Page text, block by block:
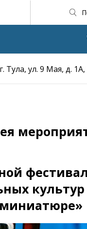
Тула, ул. 9 Мая, д. 1А,
культур